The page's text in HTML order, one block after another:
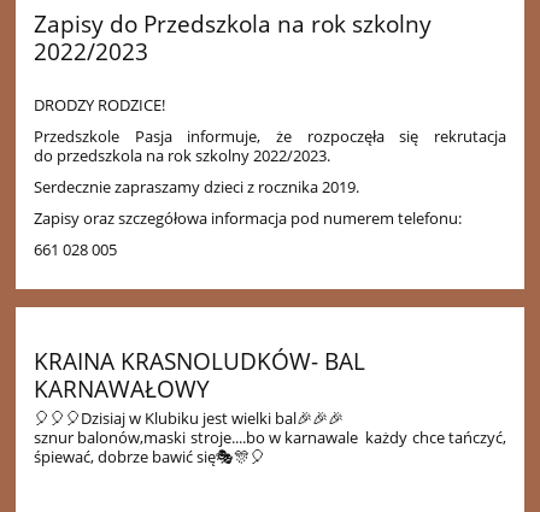
Zapisy do Przedszkola na rok szkolny
2022/2023
DRODZY RODZICE!
Przedszkole Pasja informuje, że rozpoczęła się rekrutacja
do przedszkola na rok szkolny 2022/2023.
Serdecznie zapraszamy dzieci z rocznika 2019.
Zapisy oraz szczegółowa informacja pod numerem telefonu:
661 028 005
KRAINA KRASNOLUDKÓW- BAL
KARNAWAŁOWY
🎈🎈🎈Dzisiaj w Klubiku jest wielki bal🎉🎉🎉
sznur balonów,maski stroje....bo w karnawale każdy chce tańczyć,
śpiewać, dobrze bawić się🎭🎊🎈